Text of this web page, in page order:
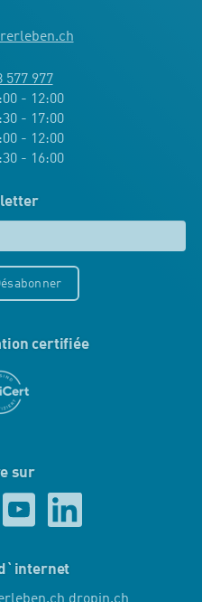
577 977
- 12:00
17:00
- 12:00
16:00
certifiée
sur
dropin.ch